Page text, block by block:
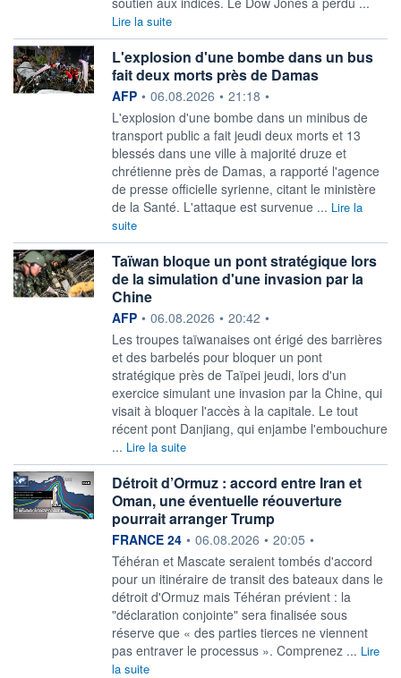
Lire la suite
L'explosion d'une bombe dans un bus
fait deux morts près de Damas
information fournie par
AFP • 06.08.2026 • 21:18 •
L'explosion d'une bombe dans un minibus de
transport public a fait jeudi deux morts et 13
blessés dans une ville à majorité druze et
chrétienne près de Damas, a rapporté l'agence
de presse officielle syrienne, citant le ministère
de la Santé. L'attaque est survenue ... Lire la
suite
Taïwan bloque un pont stratégique lors
de la simulation d'une invasion par la
Chine
information fournie par
AFP • 06.08.2026 • 20:42 •
Les troupes taïwanaises ont érigé des barrières
et des barbelés pour bloquer un pont
stratégique près de Taïpei jeudi, lors d'un
exercice simulant une invasion par la Chine, qui
visait à bloquer l'accès à la capitale. Le tout
récent pont Danjiang, qui enjambe l'embouchure
... Lire la suite
Détroit d’Ormuz : accord entre Iran et
Oman, une éventuelle réouverture
pourrait arranger Trump
information fournie par
FRANCE 24 • 06.08.2026 • 20:05 •
Téhéran et Mascate seraient tombés d'accord
pour un itinéraire de transit des bateaux dans le
détroit d'Ormuz mais Téhéran prévient : la
"déclaration conjointe" sera finalisée sous
réserve que « des parties tierces ne viennent
pas entraver le processus ». Comprenez ... Lire
la suite